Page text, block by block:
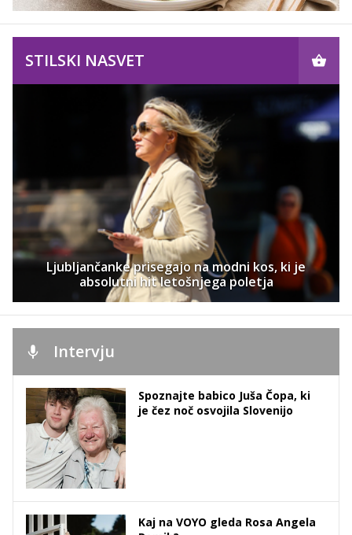
STILSKI NASVET
Ljubljančanke prisegajo na modni kos, ki je
absolutni hit letošnjega poletja
Intervju
Spoznajte babico Juša Čopa, ki
je čez noč osvojila Slovenijo
Kaj na VOYO gleda Rosa Angela